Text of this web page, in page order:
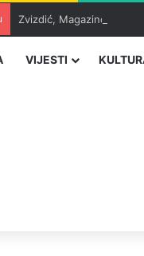
Zvizdić, Magazinović i
VIJESTI